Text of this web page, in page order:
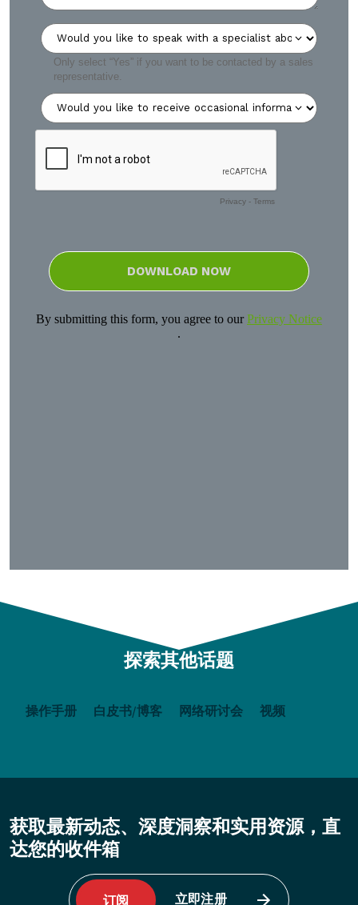
探索其他话题
操作手册 白皮书/博客 网络研讨会 视频
获取最新动态、深度洞察和实用资源，直
达您的收件箱
订阅 立即注册